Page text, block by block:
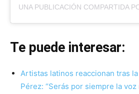
Te puede interesar:
Artistas latinos reaccionan tras
Pérez: “Serás por siempre la voz